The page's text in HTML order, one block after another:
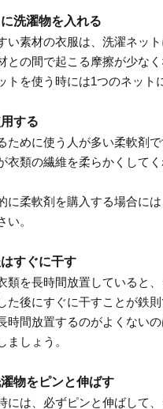
洗濯物を入れる
い素材の衣服は、洗濯ネッ
との間で起こる摩擦が少な
トを使う時には1つのネット
する
ために使う人が多い柔軟剤
衣類の繊維を柔らかくしてく
に柔軟剤を購入する場合に
い。
すぐに干す
類を長時間放置していると
た後にすぐに干すことが鉄則
時間放置するのがよくない
ましょう。
濯物をピンと伸ばす
には、必ずピンと伸ばして